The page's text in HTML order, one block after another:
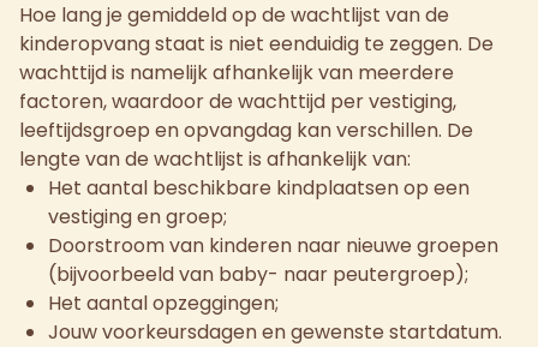
Hoe lang je gemiddeld op de wachtlijst van de
kinderopvang staat is niet eenduidig te zeggen. De
wachttijd is namelijk afhankelijk van meerdere
factoren, waardoor de wachttijd per vestiging,
leeftijdsgroep en opvangdag kan verschillen. De
lengte van de wachtlijst is afhankelijk van:
Het aantal beschikbare kindplaatsen op een
vestiging en groep;
Doorstroom van kinderen naar nieuwe groepen
(bijvoorbeeld van baby- naar peutergroep);
Het aantal opzeggingen;
Jouw voorkeursdagen en gewenste startdatum.